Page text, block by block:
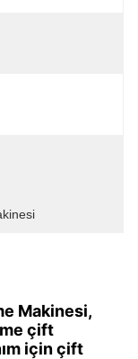
Makinesi,
çift
için çift